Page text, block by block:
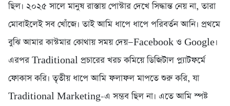
ছিল। ২০২৫ সালে মানুষ রাস্তায় পোস্টার দেখে সিদ্ধান্ত নেয় না, তারা
মোবাইলেই সব খোঁজে। তাই আমি ধাপে ধাপে পরিবর্তন আনি। প্রথমে
বুঝি আমার কাস্টমার কোথায় সময় দেয়—Facebook ও Google।
এরপর Traditional প্রচারের খরচ কমিয়ে ডিজিটাল প্ল্যাটফর্মে
ফোকাস করি। তৃতীয় ধাপে আমি ফলাফল মাপতে শুরু করি, যা
Traditional Marketing-এ সম্ভব ছিল না। এতে আমি স্পষ্ট